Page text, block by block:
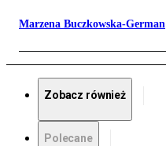
Marzena Buczkowska-German
Zobacz również
Polecane